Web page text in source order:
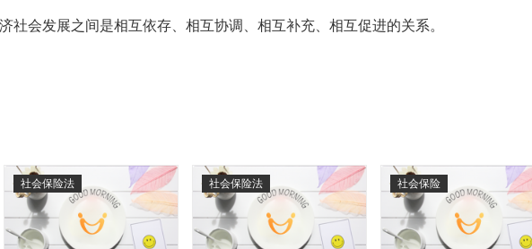
社会发展之间是相互依存、相互协调、相互补充、相互促进的关系。
社会保险法 社会保险法 社会保险